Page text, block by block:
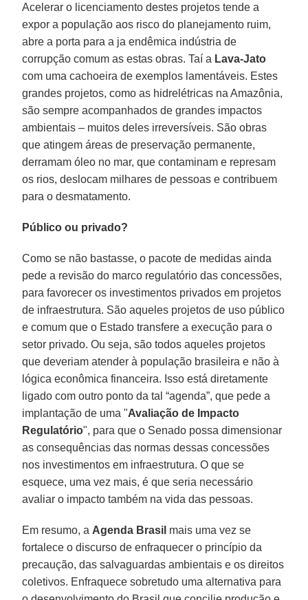
Acelerar o licenciamento destes projetos tende a
expor a população aos risco do planejamento ruim,
abre a porta para a ja endêmica indústria de
corrupção comum as estas obras. Taí a Lava-Jato
com uma cachoeira de exemplos lamentáveis. Estes
grandes projetos, como as hidrelétricas na Amazônia,
são sempre acompanhados de grandes impactos
ambientais – muitos deles irreversíveis. São obras
que atingem áreas de preservação permanente,
derramam óleo no mar, que contaminam e represam
os rios, deslocam milhares de pessoas e contribuem
para o desmatamento.
Público ou privado?
Como se não bastasse, o pacote de medidas ainda
pede a revisão do marco regulatório das concessões,
para favorecer os investimentos privados em projetos
de infraestrutura. São aqueles projetos de uso público
e comum que o Estado transfere a execução para o
setor privado. Ou seja, são todos aqueles projetos
que deveriam atender à população brasileira e não à
lógica econômica financeira. Isso está diretamente
ligado com outro ponto da tal “agenda”, que pede a
implantação de uma "Avaliação de Impacto
Regulatório", para que o Senado possa dimensionar
as consequências das normas dessas concessões
nos investimentos em infraestrutura. O que se
esquece, uma vez mais, é que seria necessário
avaliar o impacto também na vida das pessoas.
Em resumo, a Agenda Brasil mais uma vez se
fortalece o discurso de enfraquecer o princípio da
precaução, das salvaguardas ambientais e os direitos
coletivos. Enfraquece sobretudo uma alternativa para